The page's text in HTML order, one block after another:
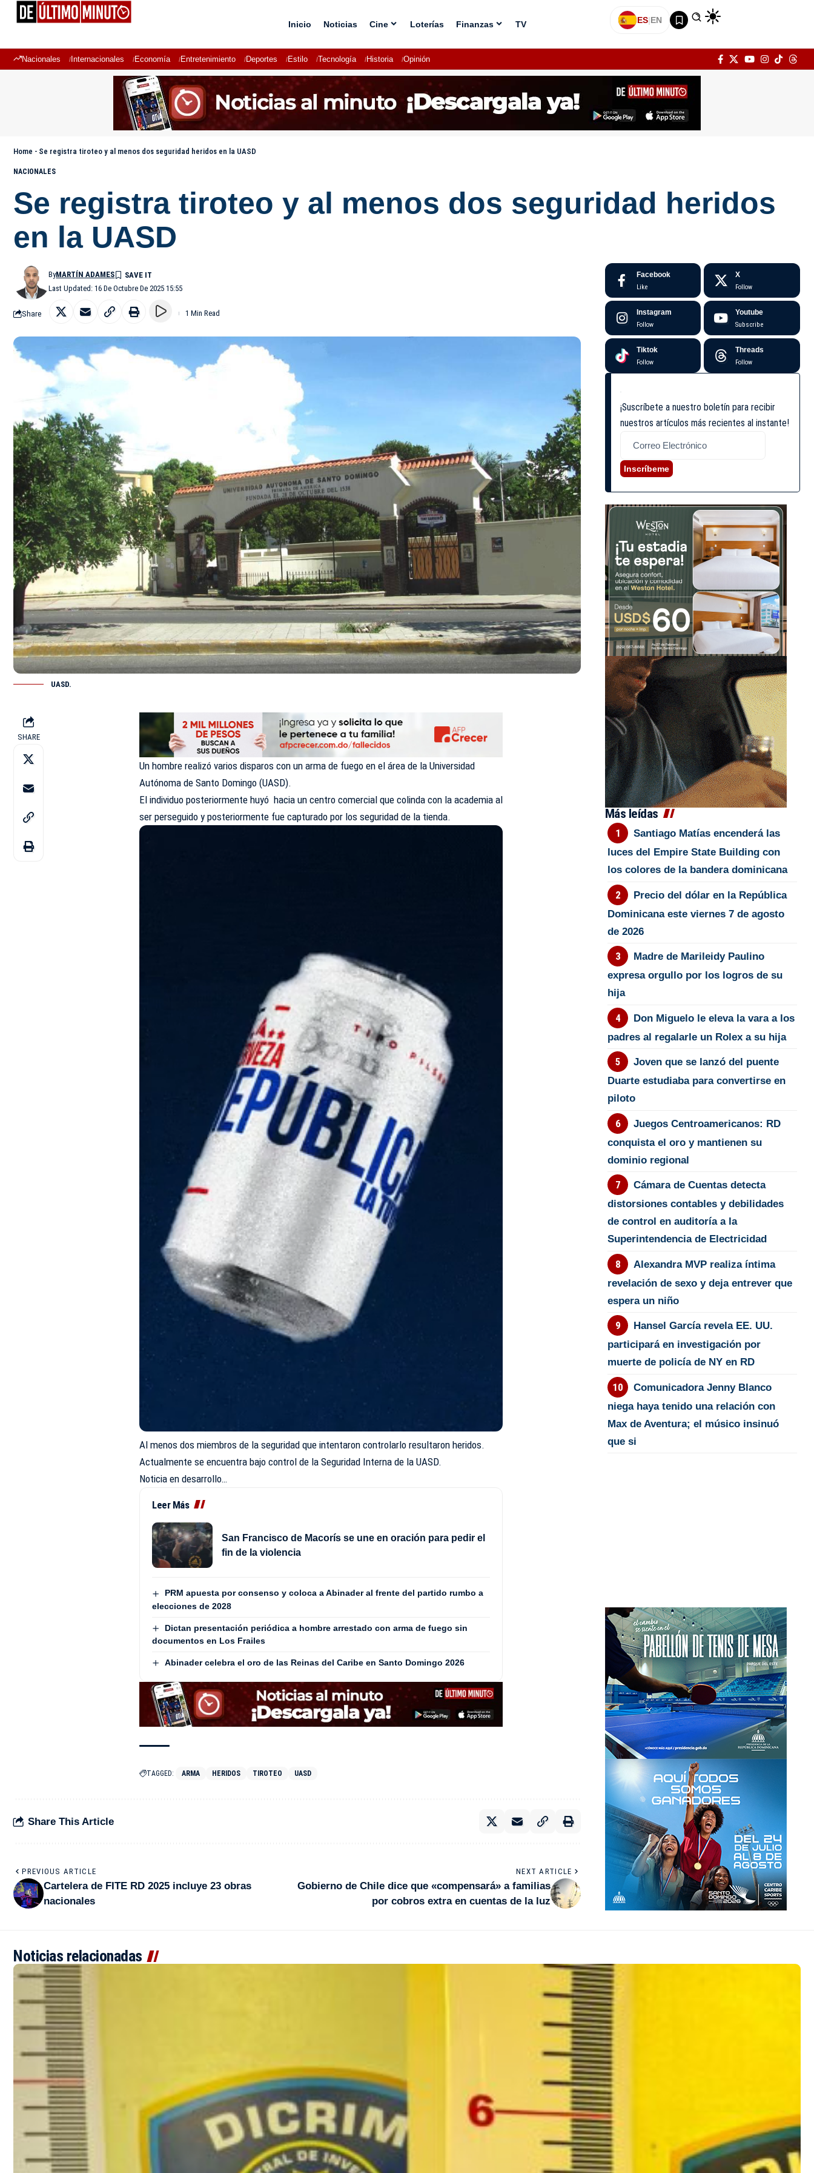
Inicio Noticias Cine Loterías Finanzas TV ES|EN
Nacionales Internacionales Economía Entretenimiento Deportes Estilo Tecnología Historia Opinión
Home - Se registra tiroteo y al menos dos seguridad heridos en la UASD
NACIONALES
Se registra tiroteo y al menos dos seguridad heridos
en la UASD
Last Updated: 16 De Octubre De 2025 15:55
ByMARTÍN ADAMES
Share 1 Min Read
UASD.
SHARE
Un hombre realizó varios disparos con un arma de fuego en el área de la Universidad
Autónoma de Santo Domingo (UASD).
El individuo posteriormente huyó hacia un centro comercial que colinda con la academia al
ser perseguido y posteriormente fue capturado por los seguridad de la tienda.
Al menos dos miembros de la seguridad que intentaron controlarlo resultaron heridos.
Actualmente se encuentra bajo control de la Seguridad Interna de la UASD.
Noticia en desarrollo…
Leer Más
San Francisco de Macorís se une en oración para pedir el
fin de la violencia
PRM apuesta por consenso y coloca a Abinader al frente del partido rumbo a
elecciones de 2028
Dictan presentación periódica a hombre arrestado con arma de fuego sin
documentos en Los Frailes
Abinader celebra el oro de las Reinas del Caribe en Santo Domingo 2026
TAGGED: ARMA HERIDOS TIROTEO UASD
Share This Article
PREVIOUS ARTICLE
Cartelera de FITE RD 2025 incluye 23 obras
nacionales
NEXT ARTICLE
Gobierno de Chile dice que «compensará» a familias
por cobros extra en cuentas de la luz
Facebook
Like
X
Follow
Instagram
Follow
Youtube
Subscribe
Tiktok
Follow
Threads
Follow
¡Suscríbete a nuestro boletín para recibir
nuestros artículos más recientes al instante!
Inscríbeme
Más leídas
Santiago Matías encenderá las
luces del Empire State Building con
los colores de la bandera dominicana
Precio del dólar en la República
Dominicana este viernes 7 de agosto
de 2026
Madre de Marileidy Paulino
expresa orgullo por los logros de su
hija
Don Miguelo le eleva la vara a los
padres al regalarle un Rolex a su hija
Joven que se lanzó del puente
Duarte estudiaba para convertirse en
piloto
Juegos Centroamericanos: RD
conquista el oro y mantienen su
dominio regional
Cámara de Cuentas detecta
distorsiones contables y debilidades
de control en auditoría a la
Superintendencia de Electricidad
Alexandra MVP realiza íntima
revelación de sexo y deja entrever que
espera un niño
Hansel García revela EE. UU.
participará en investigación por
muerte de policía de NY en RD
Comunicadora Jenny Blanco
niega haya tenido una relación con
Max de Aventura; el músico insinuó
que si
Noticias relacionadas